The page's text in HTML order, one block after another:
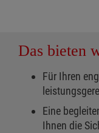
Das bieten
Für Ihren
Eine
Ihnen die